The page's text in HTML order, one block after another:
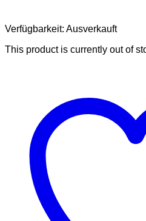
Verfügbarkeit: Ausverkauft
This product is currently out of